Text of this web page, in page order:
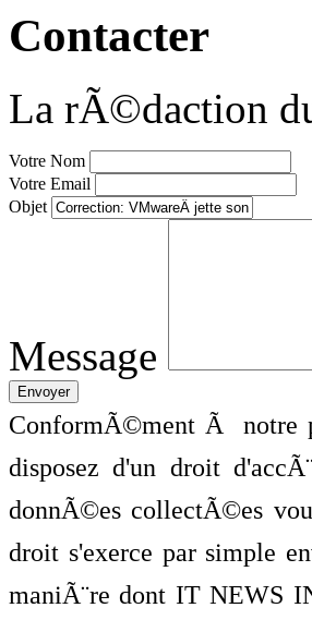
Contacter
La rÃ©daction
Votre Nom
Votre Email
Objet
Message
ConformÃ©ment Ã notre
disposez d'un droit
donnÃ©es collectÃ©es
droit s'exerce par simple
maniÃ¨re dont IT NEWS